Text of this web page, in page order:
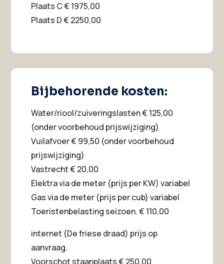
Plaats C € 1975,00
Plaats D € 2250,00
Bijbehorende kosten:
Water/riool/zuiveringslasten € 125,00
(onder voorbehoud prijswijziging)
Vuilafvoer € 99,50 (onder voorbehoud
prijswijziging)
Vastrecht € 20,00
Elektra via de meter (prijs per KW) variabel
Gas via de meter (prijs per cub) variabel
Toeristenbelasting seizoen. € 110,00
internet (De friese draad) prijs op
aanvraag.
Voorschot staanplaats € 250,00